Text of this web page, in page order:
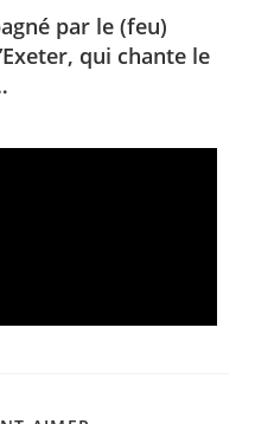
par le (feu)
qui chante le